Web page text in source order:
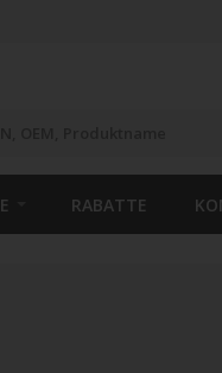
RABATTE